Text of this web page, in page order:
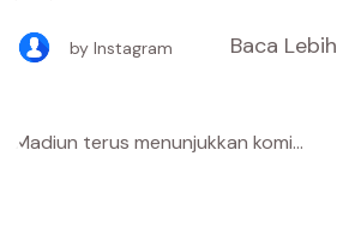
by Instagram Baca Lebih